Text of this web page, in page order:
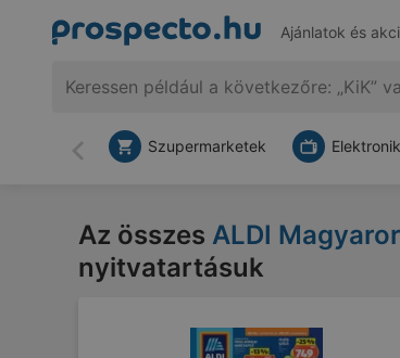
Ajánlatok és
Vissza
Szupermarketek
Az összes ALDI
nyitvatartásuk